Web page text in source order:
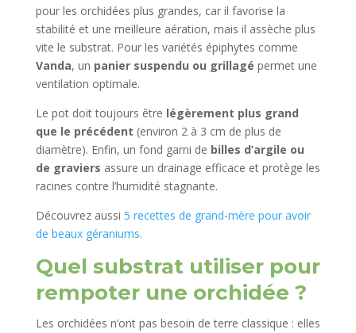
pour les orchidées plus grandes, car il favorise la
stabilité et une meilleure aération, mais il assèche plus
vite le substrat. Pour les variétés épiphytes comme
Vanda, un panier suspendu ou grillagé permet une
ventilation optimale.
Le pot doit toujours être légèrement plus grand
que le précédent (environ 2 à 3 cm de plus de
diamètre). Enfin, un fond garni de billes d’argile ou
de graviers assure un drainage efficace et protège les
racines contre l’humidité stagnante.
Découvrez aussi 5 recettes de grand-mère pour avoir
de beaux géraniums.
Quel substrat utiliser pour
rempoter une orchidée ?
Les orchidées n’ont pas besoin de terre classique : elles